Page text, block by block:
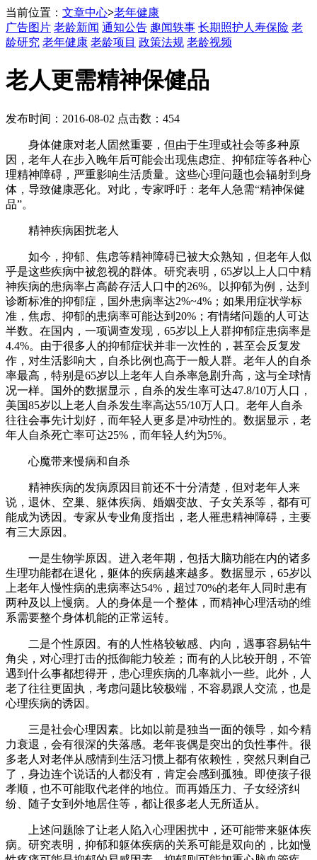
当前位置： 文章中心>老年健康
广告图片 老龄新闻 通知公告 趣闻轶事 长期照护人寿保险 老
龄研究 老年健康 老龄项目 政策法规 老龄视频
老人更需精神保健品
发布时间：2016-08-02 点击数：454
身体健康对老人固然重要，但由于生理或社会等多种原
因，老年人在步入晚年后可能会出现焦虑症、抑郁症等各种心
理精神障碍，严重影响生活质量。这些心理问题也会辐射到身
体，导致健康恶化。对此，专家呼吁：老年人急需“精神保健
品”。
精神疾病困扰老人
如今，抑郁、焦虑等精神障碍已被大众熟知，但老年人似
乎是这些疾病中被忽视的群体。研究表明，65岁以上人口中精
神疾病的患病率占高龄存活人口中的26%。以抑郁为例，达到
诊断标准的抑郁症，国外患病率达2%~4%；如果用症状学标
准，焦虑、抑郁的患病率可能达到20%；有情绪问题的人可达
半数。在国内，一项调查发现，65岁以上人群抑郁症患病率是
4.4%。由于很多人的抑郁症状并非一次性的，甚至会反复发
作，对生活影响大，自杀比例也高于一般人群。老年人的自杀
率最高，特别是65岁以上老年人自杀率急剧升高，这与全球情
况一样。国外的数据显示，自杀的发生率可达47.8/10万人口，
美国85岁以上老人自杀发生率高达55/10万人口。老年人自杀
往往会事先计划好，而年轻人更多是冲动性的。数据显示，老
年人自杀死亡率可达25%，而年轻人约为5%。
心魔带来慢病和自杀
精神疾病的发病原因目前还不十分清楚，但对老年人来
说，退休、空巢、躯体疾病、婚姻变故、子女关系等，都有可
能成为诱因。专家从专业角度指出，老人罹患精神障碍，主要
有三大原因。
一是生物学原因。进入老年期，包括大脑功能在内的诸多
生理功能都在退化，躯体的疾病越来越多。数据显示，65岁以
上老年人慢性病的患病率达54%，超过70%的老年人同时患有
两种及以上慢病。人的身体是一个整体，而精神心理活动的维
系需要整个身体机能的正常运转。
二是个性原因。有的人性格较敏感、内向，遇事容易钻牛
角尖，对心理打击的抵御能力较差；而有的人比较开朗，不管
遇到什么事都想得开，患心理疾病的几率就小一些。此外，人
老了往往更固执，考虑问题比较极端，不容易跟人交流，也是
心理疾病的诱因。
三是社会心理因素。比如以前是独当一面的领导，如今精
力衰退，会有很深的失落感。老年丧偶是突出的负性事件。很
多老人对老伴从感情到生活习惯上都有依赖性，突然只剩自己
了，身边连个说话的人都没有，肯定会感到孤独。即使孩子很
孝顺，也不可能取代老伴的地位。而再婚压力、子女经济纠
纷、随子女到外地居住等，都让很多老人无所适从。
上述问题除了让老人陷入心理困扰中，还可能带来躯体疾
病。研究表明，抑郁和躯体疾病的关系可能是双向的，比如慢